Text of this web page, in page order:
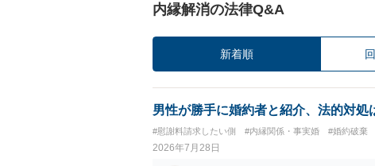
内縁解消の法律Q&A
新着順
男性が勝手に婚約者と紹介、法的対処
#慰謝料請求したい側 #内縁関係・事実婚 #婚約破棄
2026年7月28日